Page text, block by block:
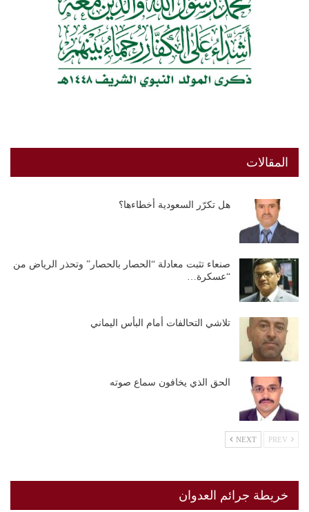
المقالات
هل تكرّر السعودية أخطاءها؟
صنعاء تثبت معادلة “الحصار بالحصار” وتحذر الرياض من
“عسكرة…
تلاشي التحالفات أمام البأس اليماني
الحق الذي يخافون سماع صوته
NEXT
خريطة جرائم العدوان